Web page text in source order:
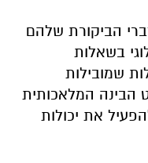
הביקורת שלהם
בשאלות
שמובילות
הבינה המלאכותית
את יכולות